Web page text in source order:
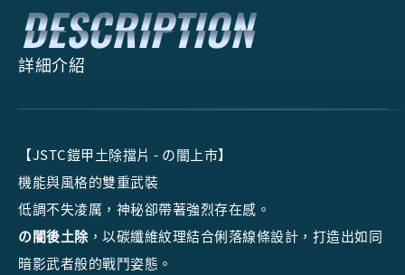
詳細介紹
【JSTC鎧甲土除擋片 - の闇上市】
機能與風格的雙重武裝
低調不失凌厲，神秘卻帶著強烈存在感。
の闇後土除，以碳纖維紋理結合俐落線條設計，打造出如同
暗影武者般的戰鬥姿態。